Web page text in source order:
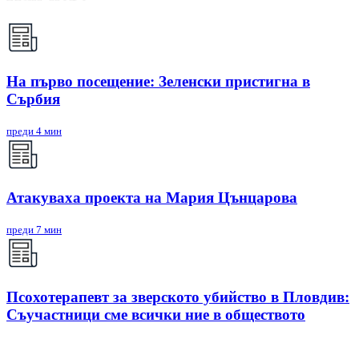
На първо посещение: Зеленски пристигна в
Сърбия
преди 4 мин
Атакуваха проекта на Мария Цънцарова
преди 7 мин
Псохотерапевт за зверското убийство в Пловдив:
Съучастници сме всички ние в обществото